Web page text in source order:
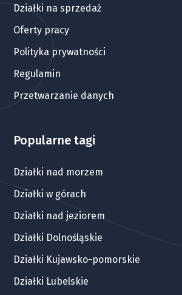
Działki na sprzedaż
Oferty pracy
Polityka prywatności
Regulamin
Przetwarzanie danych
Popularne tagi
Działki nad morzem
Działki w górach
Działki nad jeziorem
Działki Dolnośląskie
Działki Kujawsko-pomorskie
Działki Lubelskie